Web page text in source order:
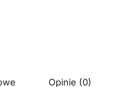
Opinie (0)